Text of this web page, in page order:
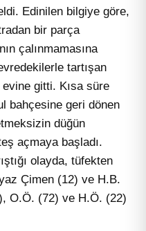
Edinilen bilgiye göre,
bir parça
çalınmamasına
tartışan
evine gitti. Kısa süre
bahçesine geri dönen
düğün
açmaya başladı.
olayda, tüfekten
Çimen (12) ve H.B.
O.Ö. (72) ve H.Ö. (22)